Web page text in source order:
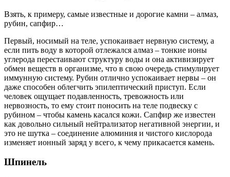
Взять, к примеру, самые известные и дорогие камни – алмаз,
рубин, сапфир…
Первый, носимый на теле, успокаивает нервную систему, а
если пить воду в которой отлежался алмаз – тонкие ионы
углерода перестаивают структуру воды и она активизирует
обмен веществ в организме, что в свою очередь стимулирует
иммунную систему. Рубин отлично успокаивает нервы – он
даже способен облегчить эпилептический приступ. Если
человек ощущает подавленность, тревожность или
нервозность, то ему стоит поносить на теле подвеску с
рубином – чтобы камень касался кожи. Сапфир же известен
как довольно сильный нейтрализатор негативной энергии, и
это не шутка – соединение алюминия и чистого кислорода
изменяет ионный заряд у всего, к чему прикасается камень.
Шпинель